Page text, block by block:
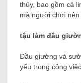
thủy, bao gồm cả
mà người chơi
tậu làm đầu
Đầu giường và
yếu trong công